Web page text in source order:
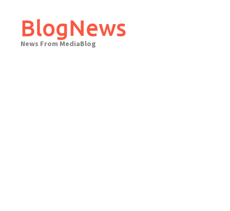
contentBlogNews
News From MediaBlog